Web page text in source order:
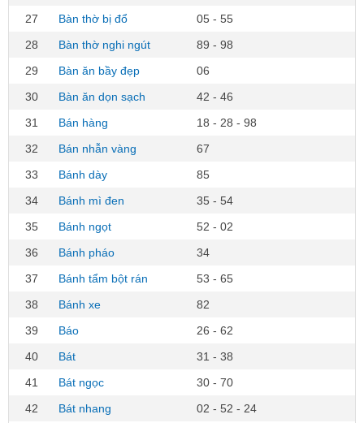
27
Bàn thờ bị đổ
05 - 55
28
Bàn thờ nghi ngút
89 - 98
29
Bàn ăn bầy đẹp
06
30
Bàn ăn dọn sạch
42 - 46
31
Bán hàng
18 - 28 - 98
32
Bán nhẫn vàng
67
33
Bánh dày
85
34
Bánh mì đen
35 - 54
35
Bánh ngọt
52 - 02
36
Bánh pháo
34
37
Bánh tẩm bột rán
53 - 65
38
Bánh xe
82
39
Báo
26 - 62
40
Bát
31 - 38
41
Bát ngọc
30 - 70
42
Bát nhang
02 - 52 - 24